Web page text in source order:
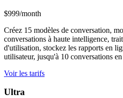
$999/month
Créez 15 modèles de conversation,
conversations à haute intelligence,
d'utilisation, stockez les rapports en
utilisateur, jusqu'à 10 conversations
Voir les tarifs
Ultra